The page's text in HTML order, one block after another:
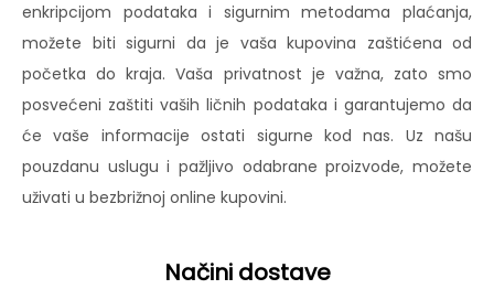
enkripcijom podataka i sigurnim metodama plaćanja,
možete biti sigurni da je vaša kupovina zaštićena od
početka do kraja. Vaša privatnost je važna, zato smo
posvećeni zaštiti vaših ličnih podataka i garantujemo da
će vaše informacije ostati sigurne kod nas. Uz našu
pouzdanu uslugu i pažljivo odabrane proizvode, možete
uživati u bezbrižnoj online kupovini.
Načini dostave